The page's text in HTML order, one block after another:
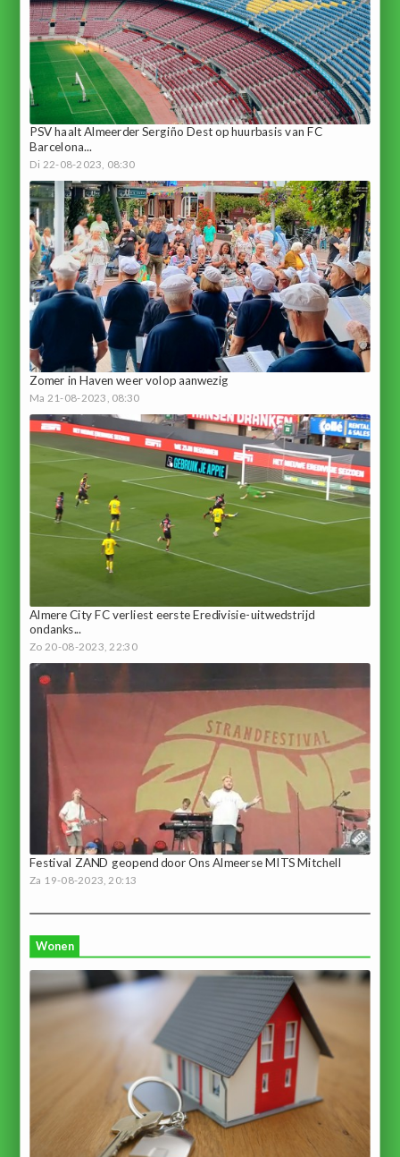
PSV haalt Almeerder Sergiño Dest op huurbasis van FC
Barcelona...
Di 22-08-2023, 08:30
Zomer in Haven weer volop aanwezig
Ma 21-08-2023, 08:30
Almere City FC verliest eerste Eredivisie-uitwedstrijd
ondanks...
Zo 20-08-2023, 22:30
Festival ZAND geopend door Ons Almeerse MITS Mitchell
Za 19-08-2023, 20:13
Wonen